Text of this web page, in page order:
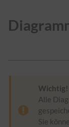
Wichtig!
Alle
Sie